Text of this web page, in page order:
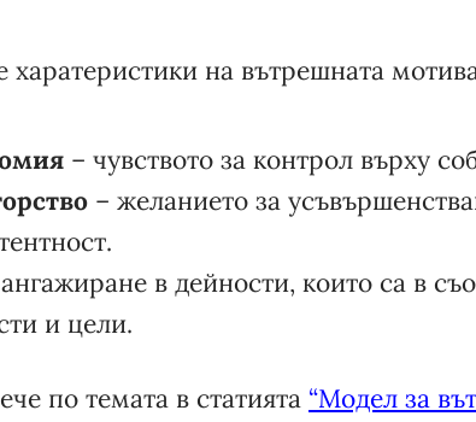
харатеристики на вътрешната
– чувството за контрол върху
– желанието за
в дейности, които са в
и цели.
по темата в статията “Модел за